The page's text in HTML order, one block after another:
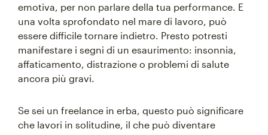
emotiva, per non parlare della tua performance. E
una volta sprofondato nel mare di lavoro, può
essere difficile tornare indietro. Presto potresti
manifestare i segni di un esaurimento: insonnia,
affaticamento, distrazione o problemi di salute
ancora più gravi.
Se sei un freelance in erba, questo può significare
che lavori in solitudine, il che può diventare